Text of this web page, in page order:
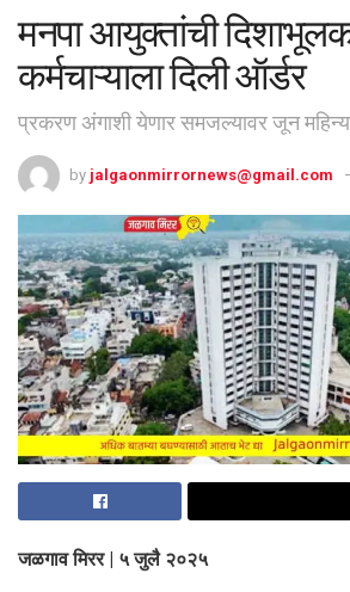
मनपा आयुक्तांची
कर्मचाऱ्याला दिली ऑर्डर
प्रकरण अंगाशी येणार समजल्यावर जून
by jalgaonmirrornews@gmail.com
जळगाव मिरर | ५ जुलै २०२५